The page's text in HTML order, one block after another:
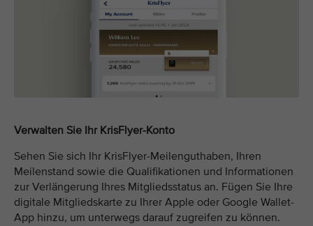
Verwalten Sie Ihr KrisFlyer-Konto
Sehen Sie sich Ihr KrisFlyer-Meilenguthaben, Ihren
Meilenstand sowie die Qualifikationen und Informationen
zur Verlängerung Ihres Mitgliedsstatus an. Fügen Sie Ihre
digitale Mitgliedskarte zu Ihrer Apple oder Google Wallet-
App hinzu, um unterwegs darauf zugreifen zu können.